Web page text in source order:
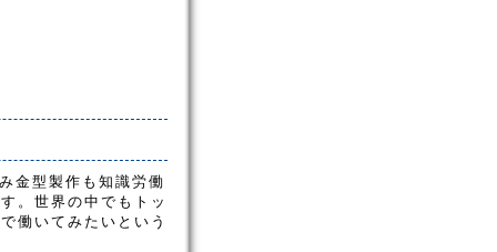
金型製作も知識労働
。世界の中でもトッ
働いてみたいという